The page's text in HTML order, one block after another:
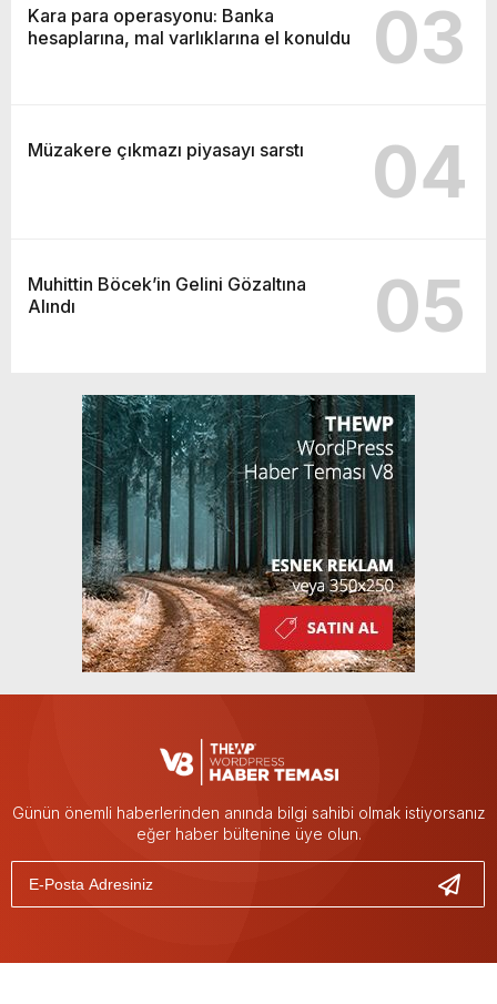
Kara para operasyonu: Banka
hesaplarına, mal varlıklarına el konuldu
03
Müzakere çıkmazı piyasayı sarstı 04
Muhittin Böcek’in Gelini Gözaltına
Alındı
05
Günün önemli haberlerinden anında bilgi sahibi olmak istiyorsanız
eğer haber bültenine üye olun.